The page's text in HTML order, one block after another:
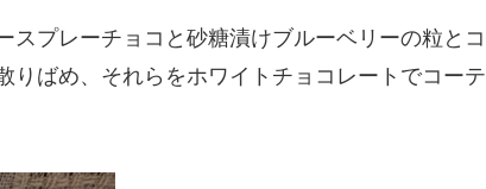
プレーチョコと砂糖漬けブルーベリーの粒とコ
りばめ、それらをホワイトチョコレートでコーテ